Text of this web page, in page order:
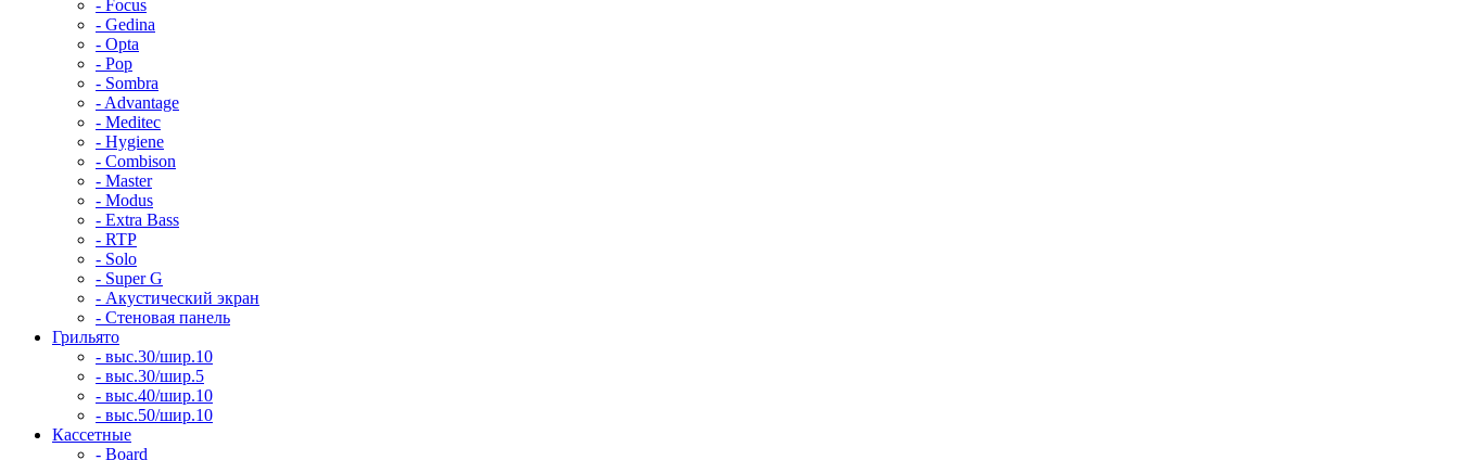
- Focus
- Gedina
- Opta
- Pop
- Sombra
- Advantage
- Meditec
- Hygiene
- Combison
- Master
- Modus
- Extra Bass
- RTP
- Solo
- Super G
- Акустический экран
- Стеновая панель
Грильято
- выс.30/шир.10
- выс.30/шир.5
- выс.40/шир.10
- выс.50/шир.10
Кассетные
- Board